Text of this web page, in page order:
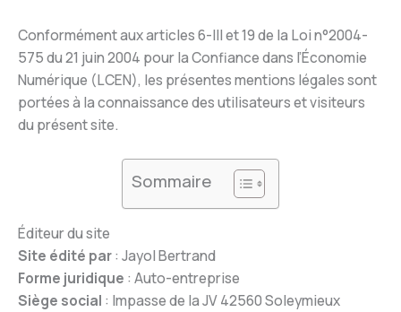
Conformément aux articles 6-III et 19 de la Loi n°2004-
575 du 21 juin 2004 pour la Confiance dans l’Économie
Numérique (LCEN), les présentes mentions légales sont
portées à la connaissance des utilisateurs et visiteurs
du présent site.
Sommaire
Éditeur du site
Site édité par: Jayol Bertrand
Forme juridique : Auto-entreprise
Siège social : Impasse de la JV 42560 Soleymieux